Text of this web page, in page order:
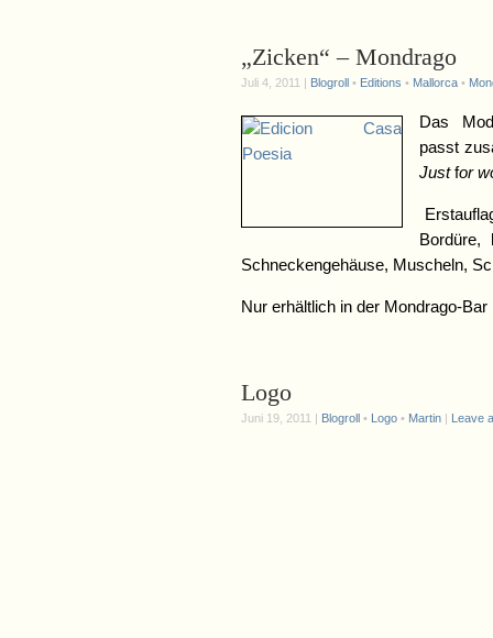
„Zicken“ – Mondrago
Juli 4, 2011 | Blogroll • Editions • Mallorca •
Das
passt
Justfor
Schneckengehäuse, Muscheln,
Nur erhältlich in der Mondrago-
Logo
Juni 19, 2011 | Blogroll • Logo • Martin | Leave